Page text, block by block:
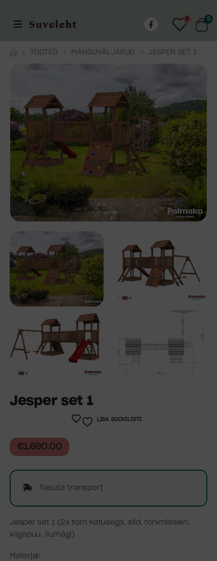
0 0
TOOTED MÄNGUVÄLJAKUD JESPER SET 1
Jesper set 1
€1,690.00
Tasuta transport
Jesper set 1 (2x torn katusega, sild, ronimissein,
kiigepuu, liumägi)
Materjal:
LISA SOOVILISTI